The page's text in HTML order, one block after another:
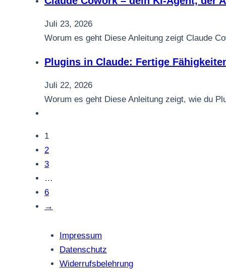
Juli 23, 2026
Worum es geht Diese Anleitung zeigt Claude
Plugins in Claude: Fertige
Juli 22, 2026
Worum es geht Diese Anleitung zeigt, wie du
1
2
3
…
6
→
Impressum
Datenschutz
Widerrufsbelehrung